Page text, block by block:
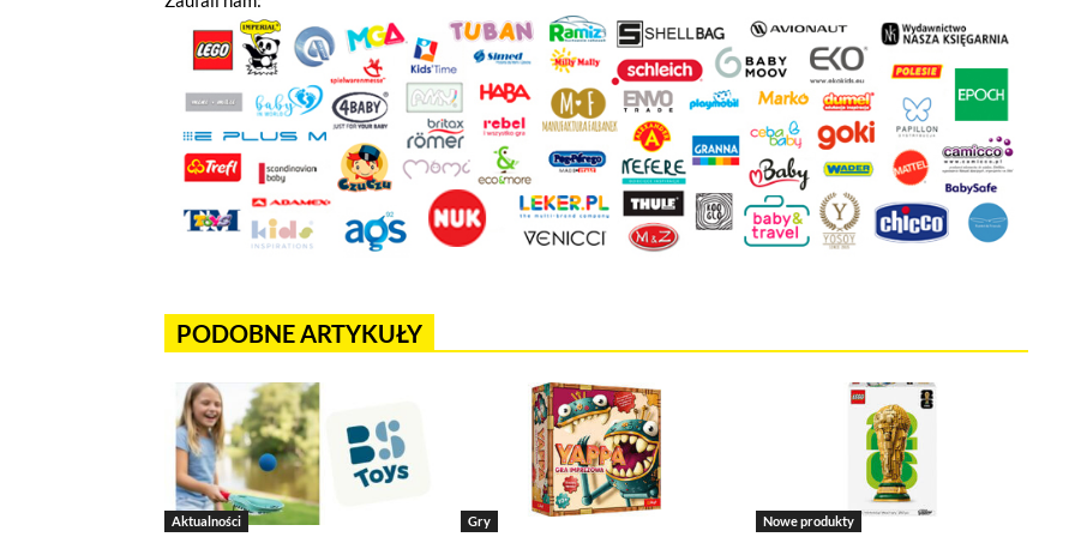
PODOBNE ARTYKUŁY
Aktualności Gry Nowe produkty
Jeżeli tutaj zaglądasz, to znak, że cenisz swoją prywatność. Wychodząc naprzeciw Twoim
wdrożony mechanizm, który pozwala Ci kontrolować wykorzystywanie plików cookies oraz innych
Pliki cookies własne wykorzystywane są na tej stronie w celu zapewnienia prawidłowego działania
a pliki cookies podmiotów trzecich w celu korzystania z narzędzi zewnętrznych na zasadach
wpolityce prywatności.
Niezbędne pliki cookies
Te pliki cookies pozostają zawsze aktywne i nie masz możliwości wyboru w tym zakresie. Są to pliki cookies,
funkcjonują m.in. formularze na stronie oraz mechanizm logowania do konta użytkownika i utrzymywania